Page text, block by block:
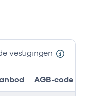
vestigingen
AGB-code